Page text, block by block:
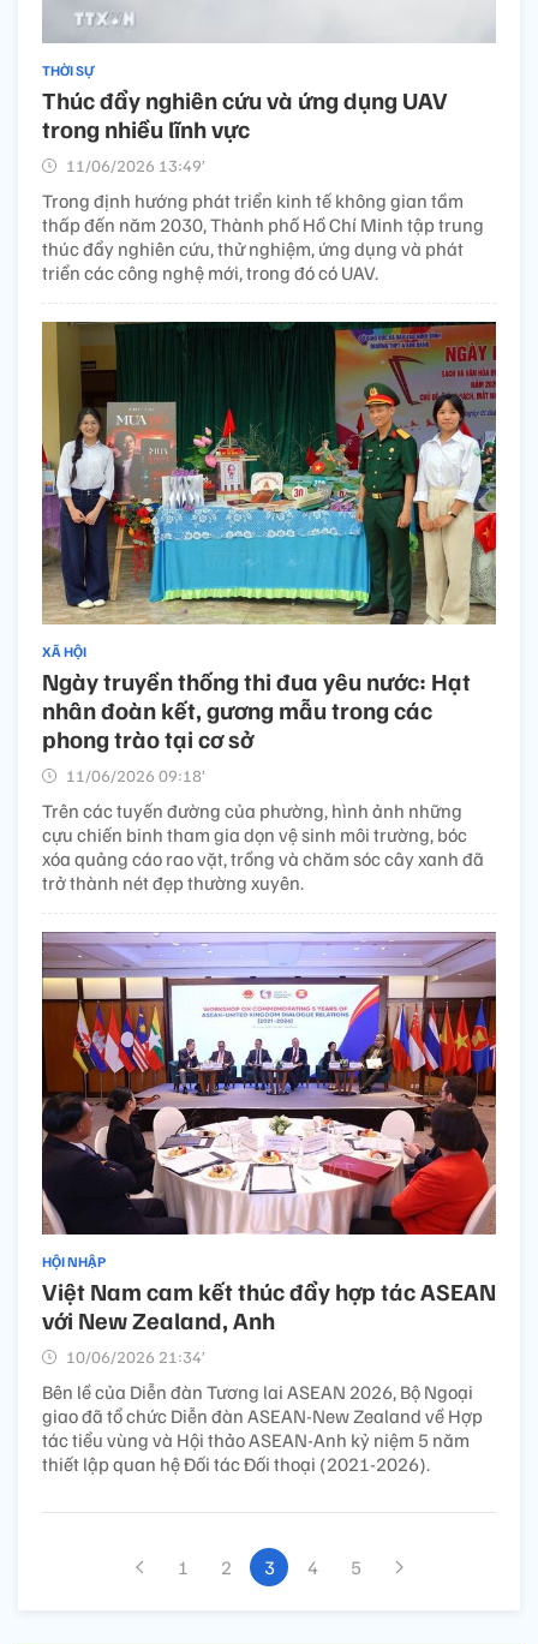
THỜI SỰ
Thúc đẩy nghiên cứu và ứng dụng UAV
trong nhiều lĩnh vực
11/06/2026 13:49’
Trong định hướng phát triển kinh tế không gian tầm
thấp đến năm 2030, Thành phố Hồ Chí Minh tập trung
thúc đẩy nghiên cứu, thử nghiệm, ứng dụng và phát
triển các công nghệ mới, trong đó có UAV.
XÃ HỘI
Ngày truyền thống thi đua yêu nước: Hạt
nhân đoàn kết, gương mẫu trong các
phong trào tại cơ sở
11/06/2026 09:18’
Trên các tuyến đường của phường, hình ảnh những
cựu chiến binh tham gia dọn vệ sinh môi trường, bóc
xóa quảng cáo rao vặt, trồng và chăm sóc cây xanh đã
trở thành nét đẹp thường xuyên.
HỘI NHẬP
Việt Nam cam kết thúc đẩy hợp tác ASEAN
với New Zealand, Anh
10/06/2026 21:34’
Bên lề của Diễn đàn Tương lai ASEAN 2026, Bộ Ngoại
giao đã tổ chức Diễn đàn ASEAN-New Zealand về Hợp
tác tiểu vùng và Hội thảo ASEAN-Anh kỷ niệm 5 năm
thiết lập quan hệ Đối tác Đối thoại (2021-2026).
1 2 3 4 5